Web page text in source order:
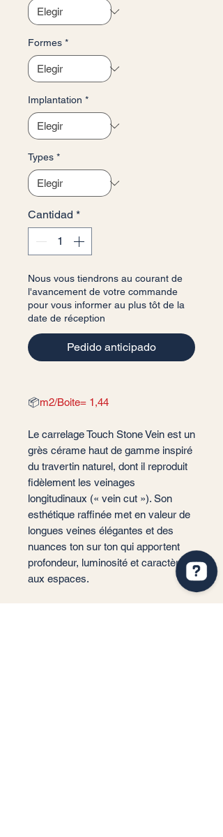
Formes *
Implantation *
Types *
Cantidad *
Nous vous tiendrons au courant de
l'avancement de votre commande
pour vous informer au plus tôt de la
date de réception
Pedido anticipado
📦m2/Boite= 1,44
Le carrelage Touch Stone Vein est un
grès cérame haut de gamme inspiré
du travertin naturel, dont il reproduit
fidèlement les veinages
longitudinaux (« vein cut »). Son
esthétique raffinée met en valeur de
longues veines élégantes et des
nuances ton sur ton qui apportent
profondeur, luminosité et caractère
aux espaces.